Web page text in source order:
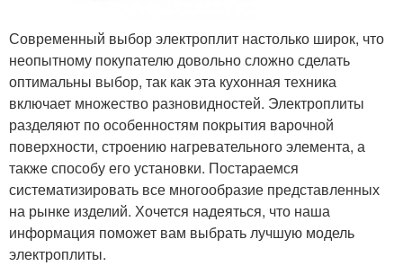
Современный выбор электроплит настолько широк, что
неопытному покупателю довольно сложно сделать
оптимальны выбор, так как эта кухонная техника
включает множество разновидностей. Электроплиты
разделяют по особенностям покрытия варочной
поверхности, строению нагревательного элемента, а
также способу его установки. Постараемся
систематизировать все многообразие представленных
на рынке изделий. Хочется надеяться, что наша
информация поможет вам выбрать лучшую модель
электроплиты.